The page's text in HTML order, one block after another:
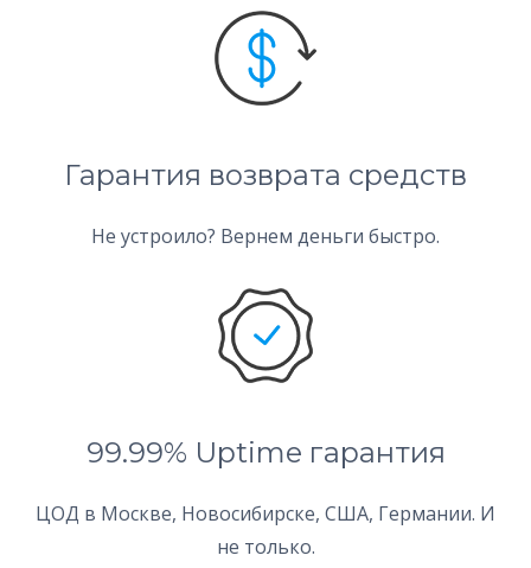
Гарантия возврата средств
Не устроило? Вернем деньги быстро.
99.99% Uptime гарантия
ЦОД в Москве, Новосибирске, США, Германии. И
не только.